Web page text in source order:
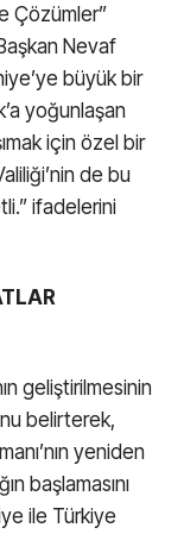
Çözümler”
Nevaf
büyük bir
yoğunlaşan
için özel bir
de bu
ifadelerini
geliştirilmesinin
belirterek,
yeniden
başlamasını
ile Türkiye